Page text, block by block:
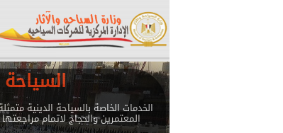
السياحة
الخدمات الخاصة بالسياحة الدينية
المعتمرين والحجاج لاتمام